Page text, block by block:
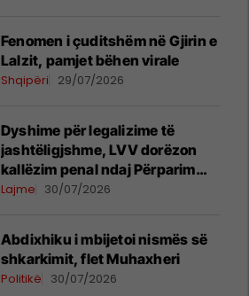
Fenomen i çuditshëm në Gjirin e
Lalzit, pamjet bëhen virale
Shqipëri 29/07/2026
Dyshime për legalizime të
jashtëligjshme, LVV dorëzon
kallëzim penal ndaj Përparim
Ramës dhe zyrtarëve të
Lajme 30/07/2026
Abdixhiku i mbijetoi nismës së
shkarkimit, flet Muhaxheri
Politikë 30/07/2026